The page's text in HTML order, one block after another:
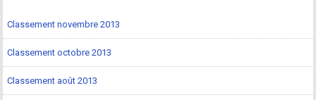
Classement novembre 2013
Classement octobre 2013
Classement août 2013